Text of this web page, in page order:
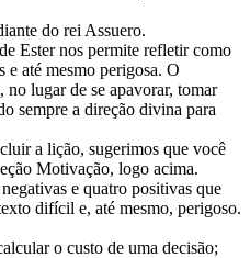
do rei Assuero.
Ester nos permite refletir como
e até mesmo perigosa. O
lugar de se apavorar, tomar
sempre a direção divina para
a lição, sugerimos que você
Motivação, logo acima.
e quatro positivas que
difícil e, até mesmo, perigoso.
o custo de uma decisão;